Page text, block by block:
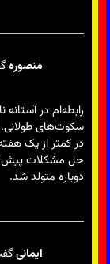
منصوره
رابطه‌ام در
سکوت‌های
در کمتر از یک
حل مشکلات
دوباره متولد شد.
ایمانی